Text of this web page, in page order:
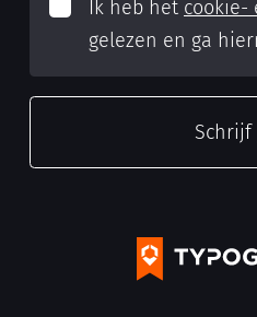
Ik heb het cookie-
gelezen en ga